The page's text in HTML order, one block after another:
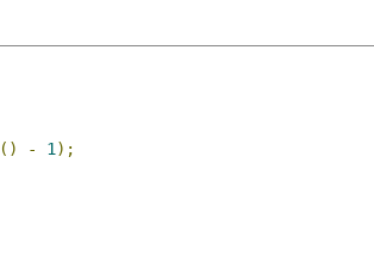
() - 1 );